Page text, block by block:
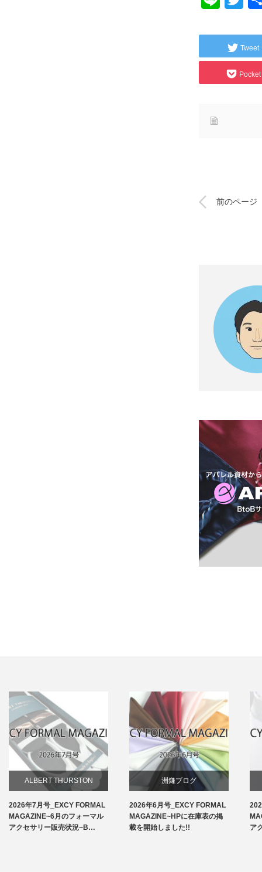
Tweet
Pocket
前のページ
ALBERT THURSTON
お知らせ
2026年7月号_EXCY FORMAL
MAGAZINE~6月のフォーマル
アクセサリー販売状況~B…
洲鎌ブログ
2026年6月号_EXCY FORMAL
MAGAZINE~HPに在庫表の掲
載を開始しました!!
ア